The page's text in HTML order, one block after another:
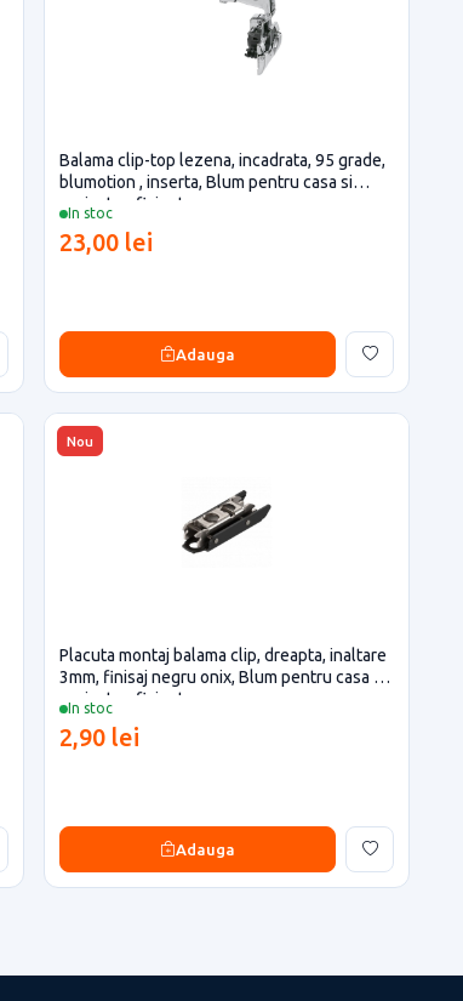
In stoc
Balama clip-top lezena, incadrata, 95 grade,
blumotion , inserta, Blum pentru casa si
proiecte eficiente
23,00 lei
Adauga
Nou
In stoc
Placuta montaj balama clip, dreapta, inaltare
3mm, finisaj negru onix, Blum pentru casa si
proiecte eficiente
2,90 lei
Adauga